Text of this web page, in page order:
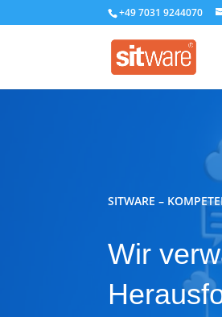
+49 7031 9244070
SITWARE –
Wir